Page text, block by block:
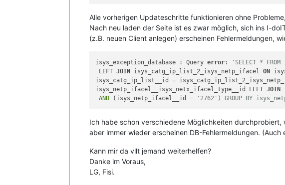
Alle vorherigen Updateschritte funktionieren ohne
Nach neu laden der Seite ist es zwar möglich, sich ins I-
(z.B. neuen Client anlegen) erscheinen Fehlermeldungen,
isys_exception_database : Query error:
'SELECT *
LEFT JOIN isys_catg_ip_list_2_isys_netp_ifacel ON
isys_catg_ip_list__id =
isys_netp_ifacel__isys_netx_ifacel_type__id LEFT JOIN
AND (isys_netp_ifacel__id = '2762') GROUP BY
Ich habe schon verschiedene Möglichkeiten
aber immer wieder erscheinen DB-Fehlermeldungen.
Kann mir da vllt jemand weiterhelfen?
Danke im Voraus,
LG, Fisi.